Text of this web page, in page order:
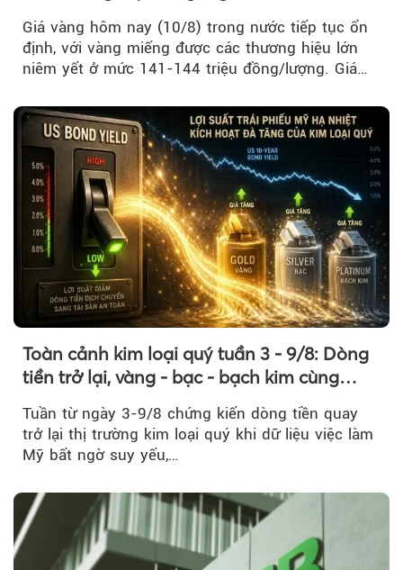
Giá vàng hôm nay (10/8) trong nước tiếp tục ổn
định, với vàng miếng được các thương hiệu lớn
niêm yết ở mức 141-144 triệu đồng/lượng. Giá
kể so với phiên trước.
Toàn cảnh kim loại quý tuần 3 - 9/8: Dòng
tiền trở lại, vàng - bạc - bạch kim cùng
Tuần từ ngày 3-9/8 chứng kiến dòng tiền quay
trở lại thị trường kim loại quý khi dữ liệu việc làm
Mỹ bất ngờ suy yếu,…